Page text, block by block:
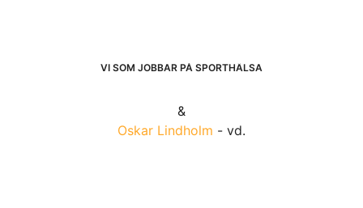
VI SOM JOBBAR PÅ SPORTHÄLSA
&
Oskar Lindholm - vd.